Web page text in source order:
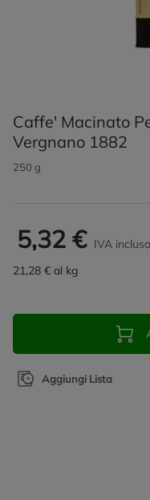
Caffe' Macinato
Vergnano 1882
250 g
5,32 € IVA inclusa
21,28 € al kg
Aggiungi Lista